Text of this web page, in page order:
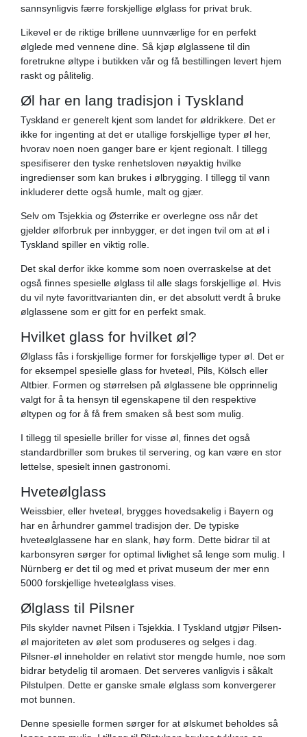
sannsynligvis færre forskjellige ølglass for privat bruk.
Likevel er de riktige brillene uunnværlige for en perfekt
ølglede med vennene dine. Så kjøp ølglassene til din
foretrukne øltype i butikken vår og få bestillingen levert hjem
raskt og pålitelig.
Øl har en lang tradisjon i Tyskland
Tyskland er generelt kjent som landet for øldrikkere. Det er
ikke for ingenting at det er utallige forskjellige typer øl her,
hvorav noen noen ganger bare er kjent regionalt. I tillegg
spesifiserer den tyske renhetsloven nøyaktig hvilke
ingredienser som kan brukes i ølbrygging. I tillegg til vann
inkluderer dette også humle, malt og gjær.
Selv om Tsjekkia og Østerrike er overlegne oss når det
gjelder ølforbruk per innbygger, er det ingen tvil om at øl i
Tyskland spiller en viktig rolle.
Det skal derfor ikke komme som noen overraskelse at det
også finnes spesielle ølglass til alle slags forskjellige øl. Hvis
du vil nyte favorittvarianten din, er det absolutt verdt å bruke
ølglassene som er gitt for en perfekt smak.
Hvilket glass for hvilket øl?
Ølglass fås i forskjellige former for forskjellige typer øl. Det er
for eksempel spesielle glass for hveteøl, Pils, Kölsch eller
Altbier. Formen og størrelsen på ølglassene ble opprinnelig
valgt for å ta hensyn til egenskapene til den respektive
øltypen og for å få frem smaken så best som mulig.
I tillegg til spesielle briller for visse øl, finnes det også
standardbriller som brukes til servering, og kan være en stor
lettelse, spesielt innen gastronomi.
Hveteølglass
Weissbier, eller hveteøl, brygges hovedsakelig i Bayern og
har en århundrer gammel tradisjon der. De typiske
hveteølglassene har en slank, høy form. Dette bidrar til at
karbonsyren sørger for optimal livlighet så lenge som mulig. I
Nürnberg er det til og med et privat museum der mer enn
5000 forskjellige hveteølglass vises.
Ølglass til Pilsner
Pils skylder navnet Pilsen i Tsjekkia. I Tyskland utgjør Pilsen-
øl majoriteten av ølet som produseres og selges i dag.
Pilsner-øl inneholder en relativt stor mengde humle, noe som
bidrar betydelig til aromaen. Det serveres vanligvis i såkalt
Pilstulpen. Dette er ganske smale ølglass som konvergerer
mot bunnen.
Denne spesielle formen sørger for at ølskumet beholdes så